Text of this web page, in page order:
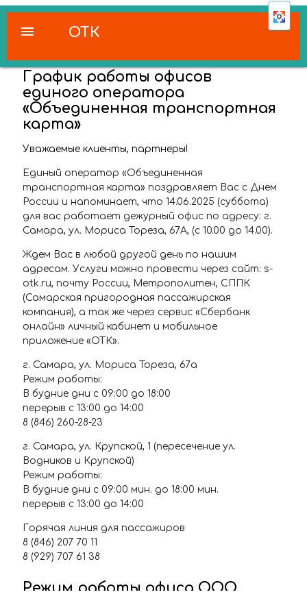
ОТК
menu
График работы офисов
единого оператора
«Объединенная транспортная
карта»
Уважаемые клиенты, партнеры!
Единый оператор «Объединенная
транспортная карта» поздравляет Вас с Днем
России и напоминает, что 14.06.2025 (суббота)
для вас работает дежурный офис по адресу: г.
Самара, ул. Мориса Тореза, 67А, (с 10.00 до 14.00).
Ждем Вас в любой другой день по нашим
адресам. Услуги можно провести через сайт: s-
otk.ru, почту России, Метрополитен, СППК
(Самарская пригородная пассажирская
компания), а так же через сервис «Сбербанк
онлайн» личный кабинет и мобильное
приложение «ОТК».
г. Самара, ул. Мориса Тореза, 67а
Режим работы:
В будние дни с 09:00 до 18:00
перерыв с 13:00 до 14:00
8 (846) 260-28-23
г. Самара, ул. Крупской, 1 (пересечение ул.
Водников и Крупской)
Режим работы:
В будние дни с 09:00 мин. до 18:00 мин.
перерыв с 13:00 до 14:00
Горячая линия для пассажиров
8 (846) 207 70 11
8 (929) 707 61 38
Режим работы офиса ООО